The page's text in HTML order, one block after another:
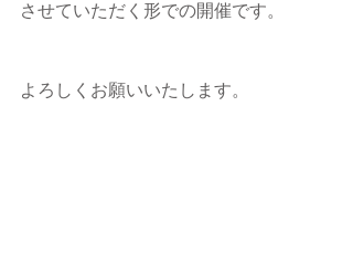
させていただく形での開催です。
よろしくお願いいたします。